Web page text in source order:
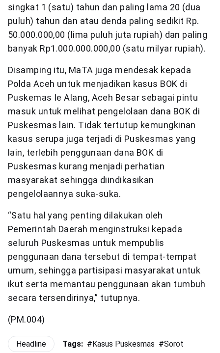
singkat 1 (satu) tahun dan paling lama 20 (dua
puluh) tahun dan atau denda paling sedikit Rp.
50.000.000,00 (lima puluh juta rupiah) dan paling
banyak Rp1.000.000.000,00 (satu milyar rupiah).
Disamping itu, MaTA juga mendesak kepada
Polda Aceh untuk menjadikan kasus BOK di
Puskemas Ie Alang, Aceh Besar sebagai pintu
masuk untuk melihat pengelolaan dana BOK di
Puskesmas lain. Tidak tertutup kemungkinan
kasus serupa juga terjadi di Puskesmas yang
lain, terlebih penggunaan dana BOK di
Puskesmas kurang menjadi perhatian
masyarakat sehingga diindikasikan
pengelolaannya suka-suka.
“Satu hal yang penting dilakukan oleh
Pemerintah Daerah menginstruksi kepada
seluruh Puskesmas untuk mempublis
penggunaan dana tersebut di tempat-tempat
umum, sehingga partisipasi masyarakat untuk
ikut serta memantau penggunaan akan tumbuh
secara tersendirinya,” tutupnya.
(PM.004)
Headline Tags: # Kasus Puskesmas #Sorot